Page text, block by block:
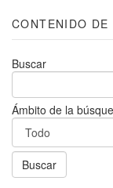
CONTENIDO DE
Buscar
Ámbito de la